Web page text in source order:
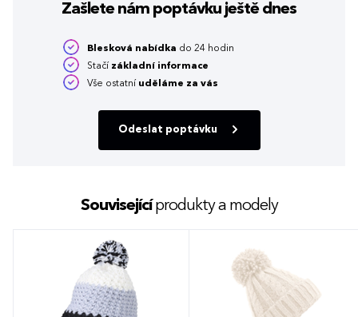
Zašlete nám poptávku ještě dnes
Blesková nabídka do 24 hodin
Stačí základní informace
Vše ostatní uděláme za vás
Odeslat poptávku
Souvisejícíprodukty a modely